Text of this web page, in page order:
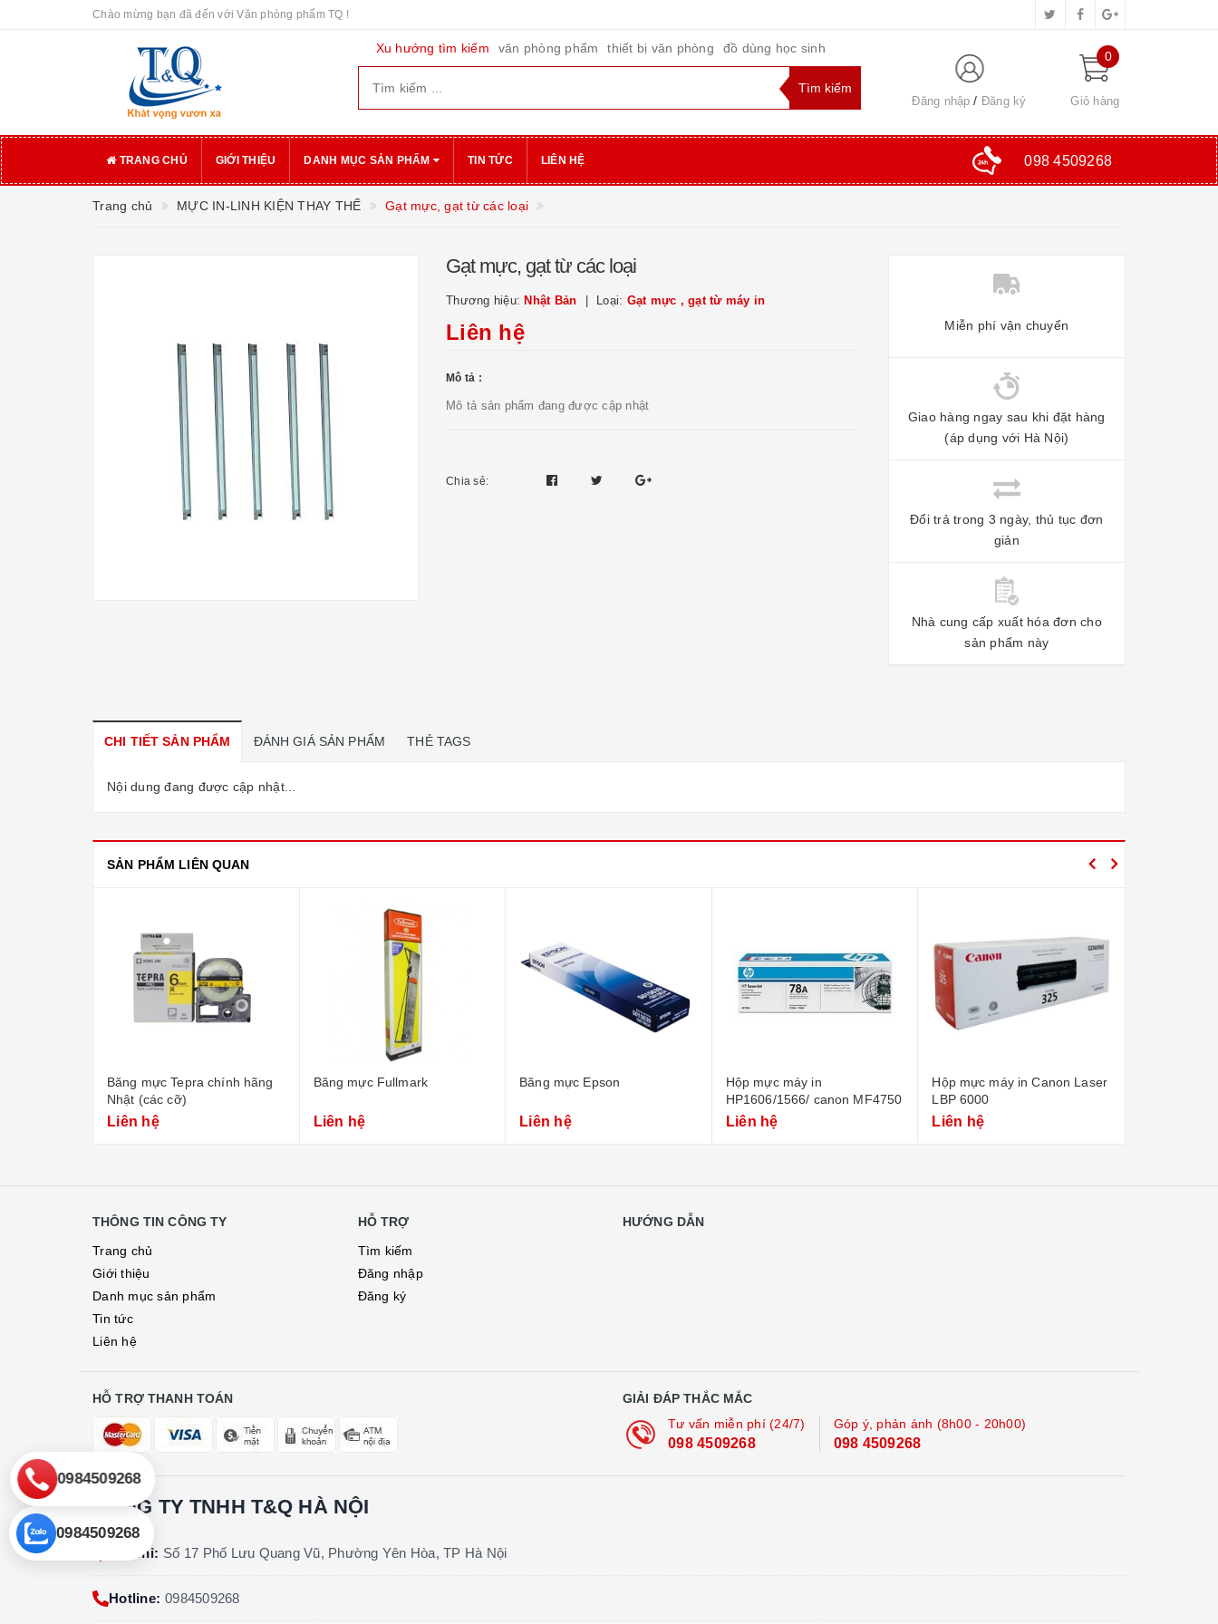
Chào mừng bạn đã đến với Văn phòng phẩm TQ !
Xu hướng tìm kiếm văn phòng phẩm thiết bị văn phòng đồ dùng học sinh
Đăng nhập Đăng ký
0
Giỏ hàng
TRANG CHỦ GIỚI THIỆU DANH MỤC SẢN PHẨM TIN TỨC LIÊN HỆ 098 4509268
Trang chủ MỰC IN-LINH KIỆN THAY THẾ Gạt mực, gạt từ các loại
Gạt mực, gạt từ các loại
Thương hiệu: Nhật Bản Loại: Gạt mực , gạt từ máy in
Liên hệ
Mô tả :
Mô tả sản phẩm đang được cập nhật
Chia sẻ:
Miễn phí vận chuyển
Giao hàng ngay sau khi đặt hàng
(áp dụng với Hà Nội)
Đổi trả trong 3 ngày, thủ tục đơn
giản
Nhà cung cấp xuất hóa đơn cho
sản phẩm này
CHI TIẾT SẢN PHẨM ĐÁNH GIÁ SẢN PHẨM THẺ TAGS
Nội dung đang được cập nhật...
SẢN PHẨM LIÊN QUAN
Băng mực Tepra chính hãng
Nhật (các cỡ)
Liên hệ
Băng mực Fullmark
Liên hệ
Băng mực Epson
Liên hệ
Hộp mực máy in
HP1606/1566/ canon MF4750
Liên hệ
Hộp mực máy in Canon Laser
LBP 6000
Liên hệ
THÔNG TIN CÔNG TY
Trang chủ
Giới thiệu
Danh mục sản phẩm
Tin tức
Liên hệ
HỖ TRỢ
Tìm kiếm
Đăng nhập
Đăng ký
HƯỚNG DẪN
HỖ TRỢ THANH TOÁN
GIẢI ĐÁP THẮC MẮC
Tư vấn miễn phí (24/7)
098 4509268
Góp ý, phản ánh (8h00 - 20h00)
098 4509268
CÔNG TY TNHH T&Q HÀ NỘI
Địa chỉ: Số 17 Phố Lưu Quang Vũ, Phường Yên Hòa, TP Hà Nội
Hotline: 0984509268
0984509268
0984509268